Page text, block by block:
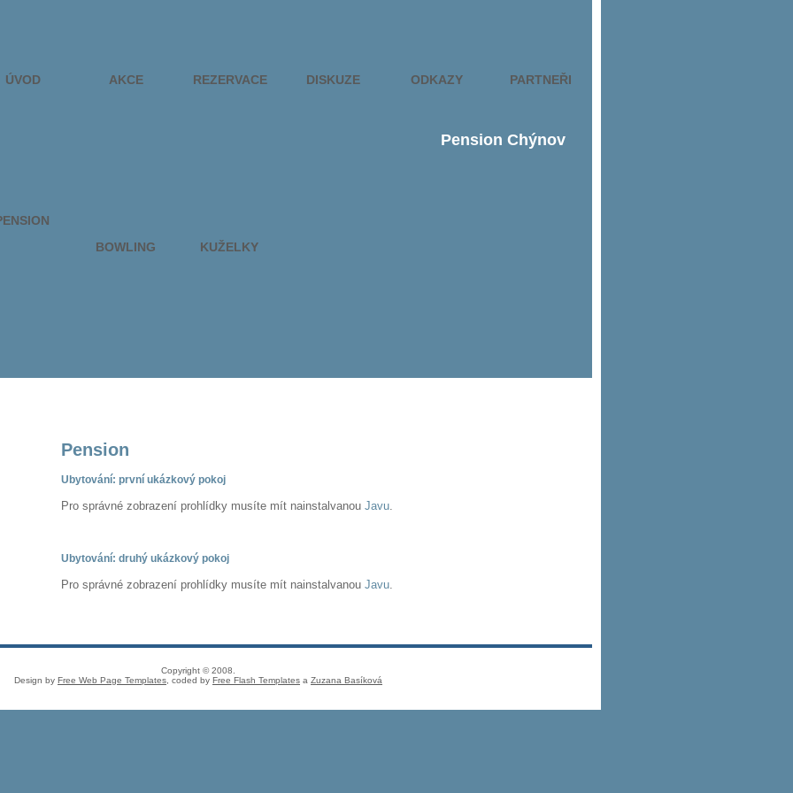
ÚVOD AKCE REZERVACE DISKUZE ODKAZY PARTNEŘI
Pension Chýnov
BOWLING
KUŽELKY
Pension
Ubytování: první ukázkový pokoj
Pro správné zobrazení prohlídky musíte mít nainstalvanou Javu.
Ubytování: druhý ukázkový pokoj
Pro správné zobrazení prohlídky musíte mít nainstalvanou Javu.
Copyright © 2008.
Design by Free Web Page Templates , coded by Free Flash Templates a Zuzana Basíková